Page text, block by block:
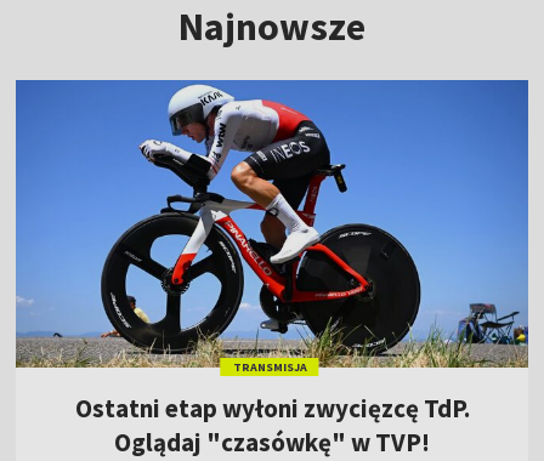
Najnowsze
TRANSMISJA
Ostatni etap wyłoni zwycięzcę TdP.
Oglądaj "czasówkę" w TVP!